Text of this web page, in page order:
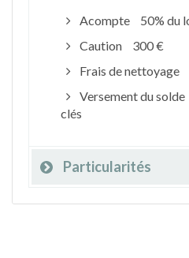
Acompte
50% du
Caution
300 €
Frais de nettoyage
Versement du solde
clés
Particularités